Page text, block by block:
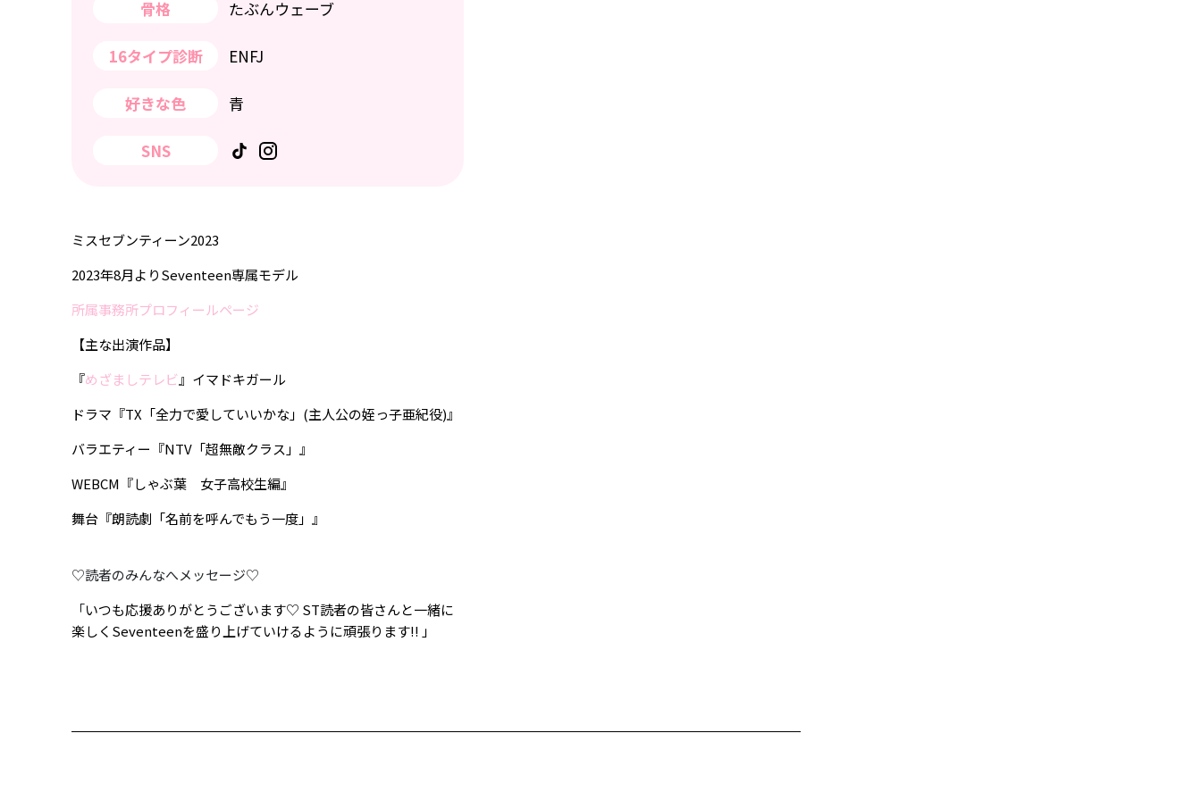
骨格 たぶんウェーブ
16タイプ診断 ENFJ
好きな色 青
SNS
ミスセブンティーン2023
2023年8月よりSeventeen専属モデル
所属事務所プロフィールページ
【主な出演作品】
『めざましテレビ』イマドキガール
ドラマ『TX「全力で愛していいかな」(主人公の姪っ子亜紀役)』
バラエティー『NTV「超無敵クラス」』
WEBCM『しゃぶ葉 女子高校生編』
舞台『朗読劇「名前を呼んでもう一度」』
♡読者のみんなへメッセージ♡
「いつも応援ありがとうございます♡ ST読者の皆さんと一緒に
楽しくSeventeenを盛り上げていけるように頑張ります!! 」